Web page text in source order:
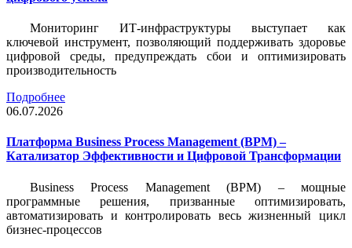
Мониторинг ИТ-инфраструктуры выступает как
ключевой инструмент, позволяющий поддерживать здоровье
цифровой среды, предупреждать сбои и оптимизировать
производительность
Подробнее
06.07.2026
Платформа Business Process Management (BPM) –
Катализатор Эффективности и Цифровой Трансформации
Business Process Management (BPM) – мощные
программные решения, призванные оптимизировать,
автоматизировать и контролировать весь жизненный цикл
бизнес-процессов